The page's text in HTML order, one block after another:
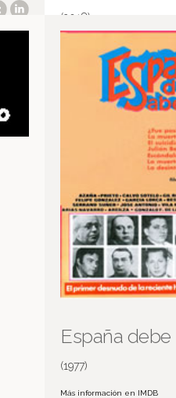
(2018)
Cuarto Milenio
Más información en IMDB
España debe
(1977)
Más información en IMDB